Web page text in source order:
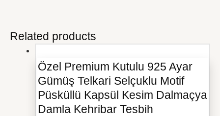
Related products
Özel Premium Kutulu 925 Ayar
Gümüş Telkari Selçuklu Motif
Püsküllü Kapsül Kesim Dalmaçya
Damla Kehribar Tesbih